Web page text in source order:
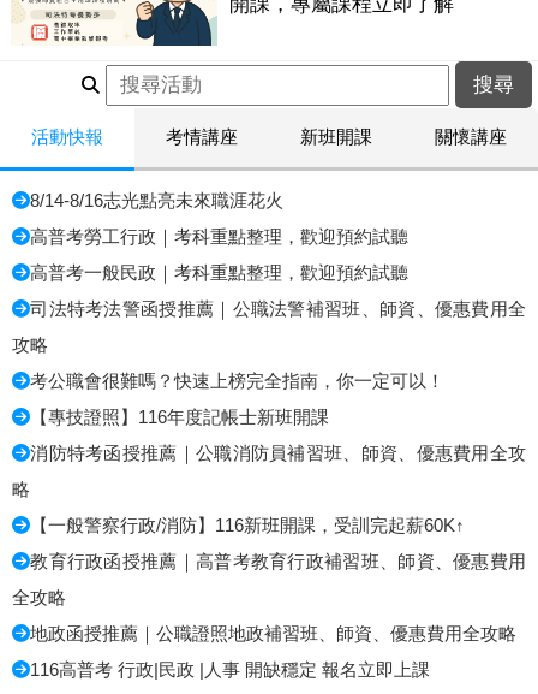
活動快報 考情講座 新班開課 關懷講座
8/14-8/16志光點亮未來職涯花火
高普考勞工行政｜考科重點整理，歡迎預約試聽
高普考一般民政｜考科重點整理，歡迎預約試聽
司法特考法警函授推薦｜公職法警補習班、師資、優惠費用全
攻略
考公職會很難嗎？快速上榜完全指南，你一定可以！
【專技證照】116年度記帳士新班開課
消防特考函授推薦｜公職消防員補習班、師資、優惠費用全攻
略
【一般警察行政/消防】116新班開課，受訓完起薪60K↑
教育行政函授推薦｜高普考教育行政補習班、師資、優惠費用
全攻略
地政函授推薦｜公職證照地政補習班、師資、優惠費用全攻略
116高普考 行政|民政 |人事 開缺穩定 報名立即上課